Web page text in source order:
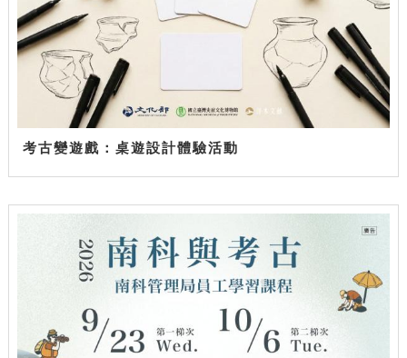
考古變遊戲：桌遊設計體驗活動